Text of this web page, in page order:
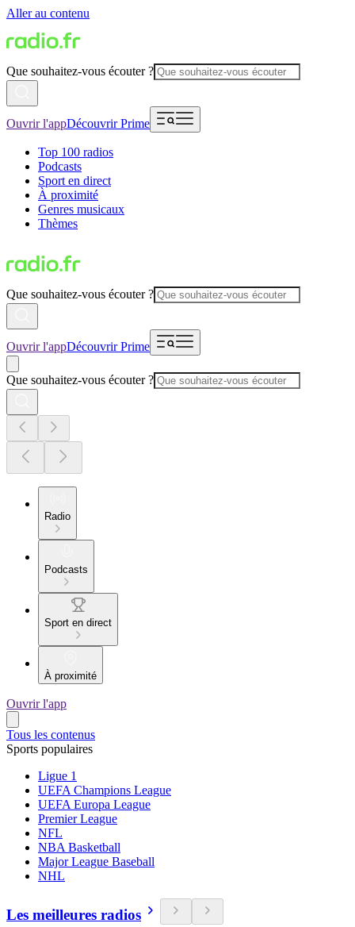
Aller au contenu
Que souhaitez-vous écouter ?
Ouvrir l'appDécouvrir Prime
Top 100 radios
Podcasts
Sport en direct
À proximité
Genres musicaux
Thèmes
Que souhaitez-vous écouter ?
Ouvrir l'appDécouvrir Prime
Que souhaitez-vous écouter ?
Radio
Podcasts
Sport en direct
À proximité
Ouvrir l'app
Tous les contenus
Sports populaires
Ligue 1
UEFA Champions League
UEFA Europa League
Premier League
NFL
NBA Basketball
Major League Baseball
NHL
Les meilleures radios